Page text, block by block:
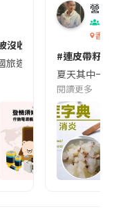
沒收😱出發前切記檢查
旅遊的民眾，近期要
營養
香港
#連皮帶籽
夏天其中一
閱讀更多